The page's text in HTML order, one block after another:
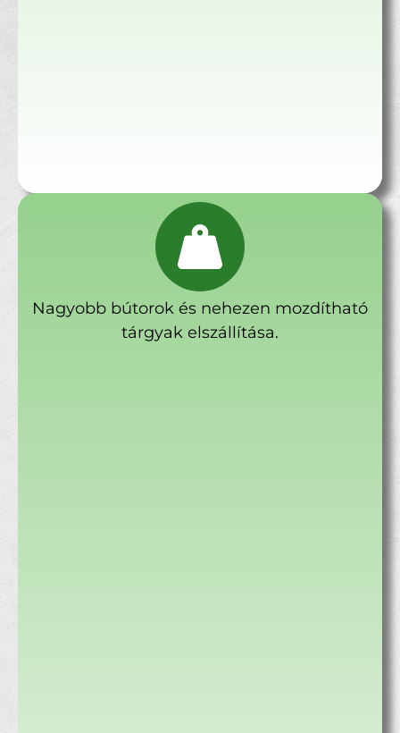
Nagyobb bútorok és nehezen mozdítható
tárgyak elszállítása.